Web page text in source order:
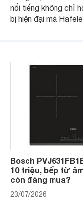
nổi tiếng không chỉ
bị hiện đại mà
gia đình.
Bosch
10 triệu, bếp từ
còn đáng mua?
23/07/2026